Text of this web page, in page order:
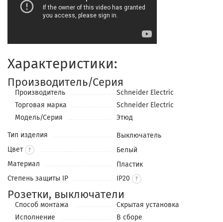
Характеристики:
Производитель/Серия
Производитель
Schneider Electric
Торговая марка
Schneider Electric
Модель/Серия
Этюд
Тип изделия
Выключатель
Цвет
?
Белый
Материал
Пластик
Степень защиты IP
IP20
Розетки, выключатели
Способ монтажа
Скрытая установка
Исполнение
В сборе